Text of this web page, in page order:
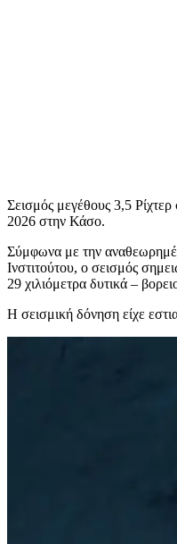
Σεισμός μεγέθους 3,5
2026 στην Κάσο.
Σύμφωνα με την
Ινστιτούτου, ο σεισμός
29 χιλιόμετρα δυτικά –
Η σεισμική δόνηση είχε